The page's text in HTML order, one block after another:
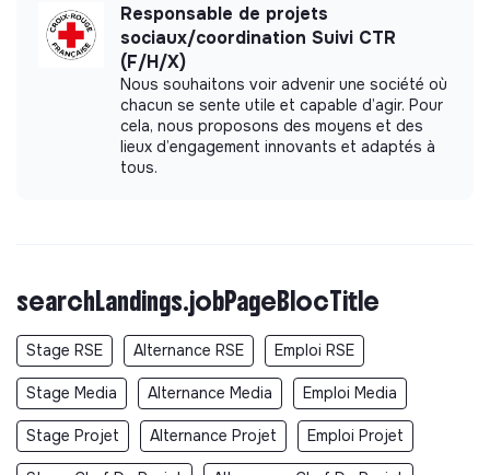
Responsable de projets
sociaux/coordination Suivi CTR
(F/H/X)
Nous souhaitons voir advenir une société où
chacun se sente utile et capable d’agir. Pour
cela, nous proposons des moyens et des
lieux d’engagement innovants et adaptés à
tous.
searchLandings.jobPageBlocTitle
Stage RSE Alternance RSE Emploi RSE
Stage Media Alternance Media Emploi Media
Stage Projet Alternance Projet Emploi Projet